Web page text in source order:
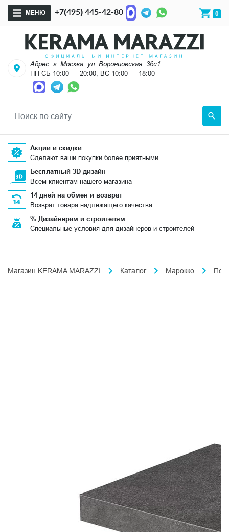
МЕНЮ +7(495) 445-42-80 0
Адрес: г. Москва, ул. Воронцовская, 36с1
ПН-СБ 10:00 — 20:00, ВС 10:00 — 18:00
Акции и скидки
Сделают ваши покупки более приятными
Бесплатный 3D дизайн
Всем клиентам нашего магазина
14 дней на обмен и возврат
Возврат товара надлежащего качества
% Дизайнерам и строителям
Специальные условия для дизайнеров и строителей
Магазин KERAMA MARAZZI Каталог Марокко